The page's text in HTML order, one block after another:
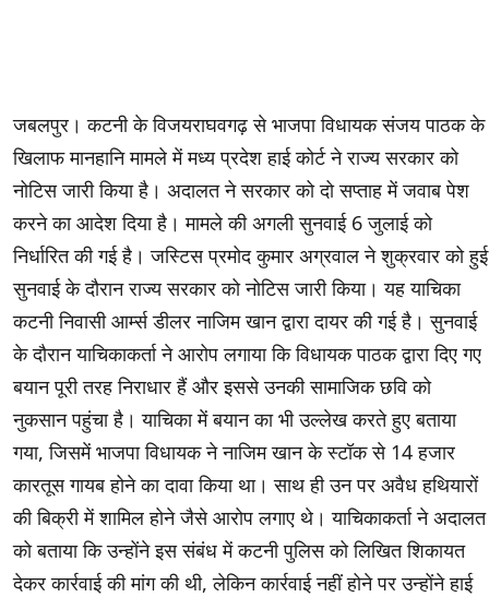
जबलपुर। कटनी के विजयराघवगढ़ से भाजपा विधायक संजय पाठक के
खिलाफ मानहानि मामले में मध्य प्रदेश हाई कोर्ट ने राज्य सरकार को
नोटिस जारी किया है। अदालत ने सरकार को दो सप्ताह में जवाब पेश
करने का आदेश दिया है। मामले की अगली सुनवाई 6 जुलाई को
निर्धारित की गई है। जस्टिस प्रमोद कुमार अग्रवाल ने शुक्रवार को हुई
सुनवाई के दौरान राज्य सरकार को नोटिस जारी किया। यह याचिका
कटनी निवासी आर्म्स डीलर नाजिम खान द्वारा दायर की गई है। सुनवाई
के दौरान याचिकाकर्ता ने आरोप लगाया कि विधायक पाठक द्वारा दिए गए
बयान पूरी तरह निराधार हैं और इससे उनकी सामाजिक छवि को
नुकसान पहुंचा है। याचिका में बयान का भी उल्लेख करते हुए बताया
गया, जिसमें भाजपा विधायक ने नाजिम खान के स्टॉक से 14 हजार
कारतूस गायब होने का दावा किया था। साथ ही उन पर अवैध हथियारों
की बिक्री में शामिल होने जैसे आरोप लगाए थे। याचिकाकर्ता ने अदालत
को बताया कि उन्होंने इस संबंध में कटनी पुलिस को लिखित शिकायत
देकर कार्रवाई की मांग की थी, लेकिन कार्रवाई नहीं होने पर उन्होंने हाई